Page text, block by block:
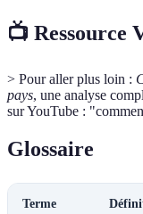
📺 Ressource
> Pour aller plus loin :
pays, une analyse
sur YouTube :
Glossaire
Terme